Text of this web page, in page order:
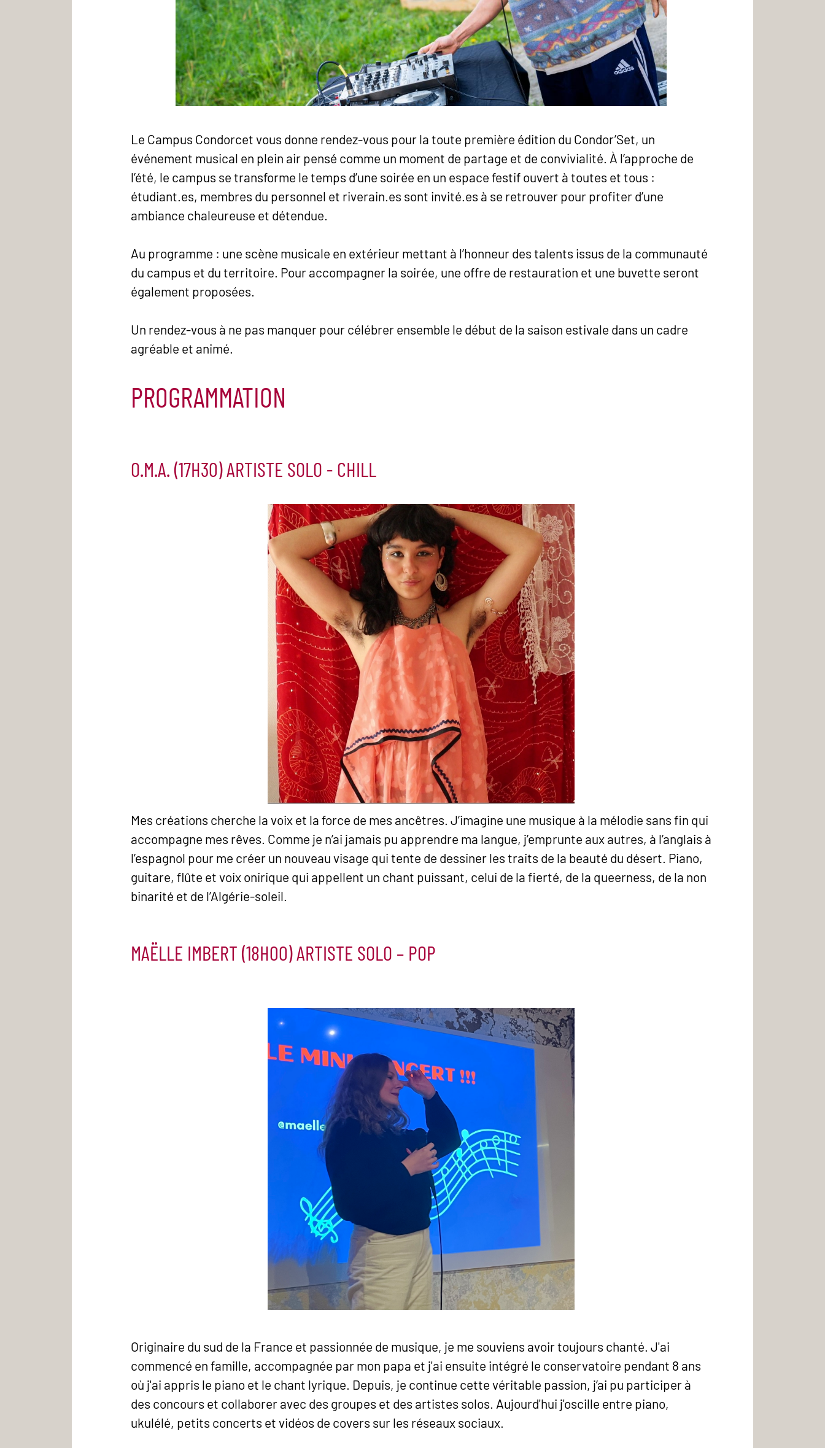
Le Campus Condorcet vous donne rendez-vous pour la toute première édition du Condor’Set, un
événement musical en plein air pensé comme un moment de partage et de convivialité. À l’approche de
l’été, le campus se transforme le temps d’une soirée en un espace festif ouvert à toutes et tous :
étudiant.es, membres du personnel et riverain.es sont invité.es à se retrouver pour profiter d’une
ambiance chaleureuse et détendue.
Au programme : une scène musicale en extérieur mettant à l’honneur des talents issus de la communauté
du campus et du territoire. Pour accompagner la soirée, une offre de restauration et une buvette seront
également proposées.
Un rendez-vous à ne pas manquer pour célébrer ensemble le début de la saison estivale dans un cadre
agréable et animé.
PROGRAMMATION
O.M.A. (17H30) ARTISTE SOLO - CHILL
Mes créations cherche la voix et la force de mes ancêtres. J’imagine une musique à la mélodie sans fin qui
accompagne mes rêves. Comme je n’ai jamais pu apprendre ma langue, j’emprunte aux autres, à l’anglais à
l’espagnol pour me créer un nouveau visage qui tente de dessiner les traits de la beauté du désert. Piano,
guitare, flûte et voix onirique qui appellent un chant puissant, celui de la fierté, de la queerness, de la non
binarité et de l’Algérie-soleil.
MAËLLE IMBERT (18H00) ARTISTE SOLO – POP
Originaire du sud de la France et passionnée de musique, je me souviens avoir toujours chanté. J'ai
commencé en famille, accompagnée par mon papa et j'ai ensuite intégré le conservatoire pendant 8 ans
où j'ai appris le piano et le chant lyrique. Depuis, je continue cette véritable passion, j’ai pu participer à
des concours et collaborer avec des groupes et des artistes solos. Aujourd'hui j'oscille entre piano,
ukulélé, petits concerts et vidéos de covers sur les réseaux sociaux.